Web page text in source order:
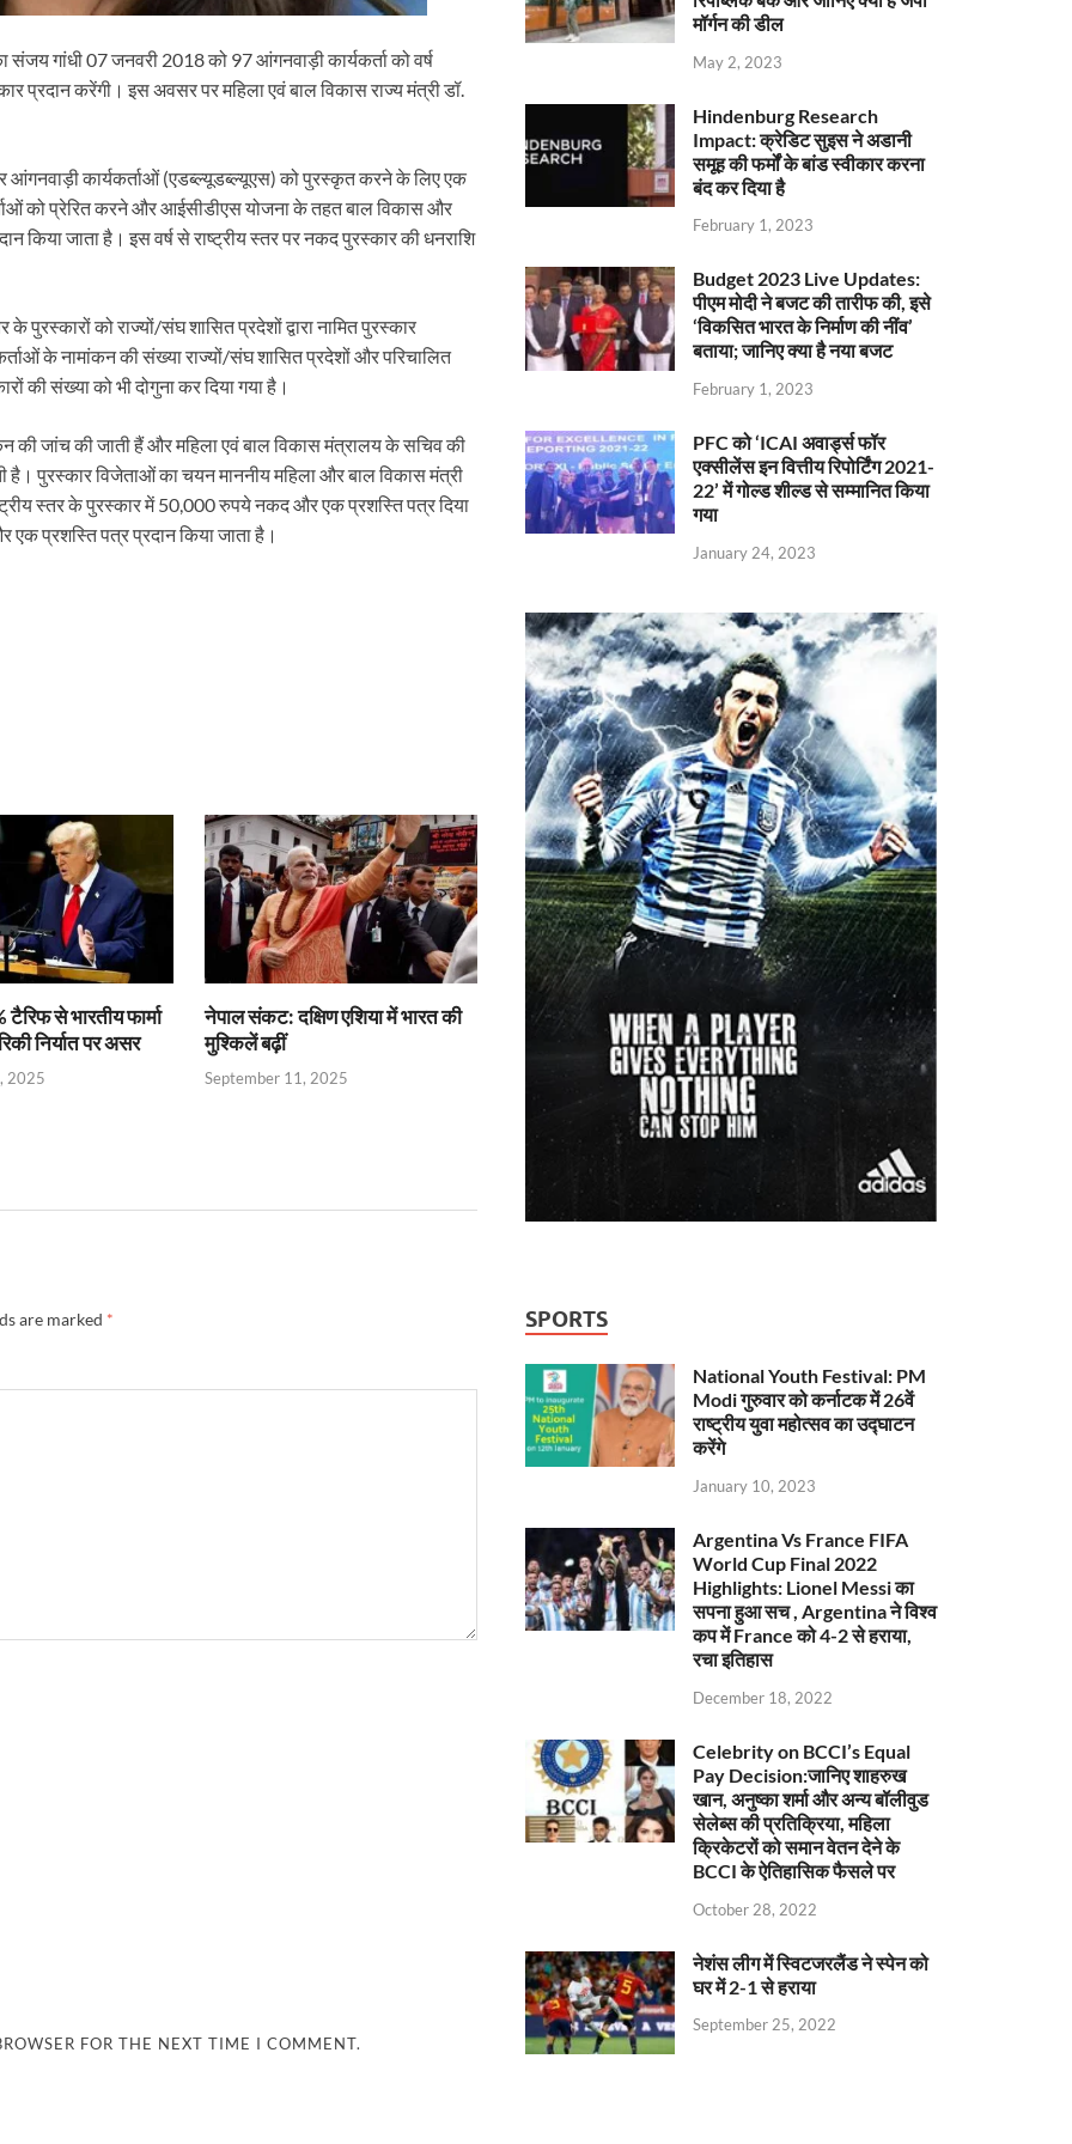
संजय गांधी 07 जनवरी 2018 को 97 आंगनवाड़ी कार्यकर्ता को वर्ष
प्रदान करेंगी। इस अवसर पर महिला एवं बाल विकास राज्य मंत्री डॉ.
आंगनवाड़ी कार्यकर्ताओं (एडब्ल्यूडब्ल्यूएस) को पुरस्कृत करने के लिए एक
को प्रेरित करने और आईसीडीएस योजना के तहत बाल विकास और
किया जाता है। इस वर्ष से राष्ट्रीय स्तर पर नकद पुरस्कार की धनराशि
पुरस्कारों को राज्यों/संघ शासित प्रदेशों द्वारा नामित पुरस्कार
के नामांकन की संख्या राज्यों/संघ शासित प्रदेशों और परिचालित
की संख्या को भी दोगुना कर दिया गया है।
की जांच की जाती हैं और महिला एवं बाल विकास मंत्रालय के सचिव की
है। पुरस्कार विजेताओं का चयन माननीय महिला और बाल विकास मंत्री
स्तर के पुरस्कार में 50,000 रुपये नकद और एक प्रशस्ति पत्र दिया
प्रशस्ति पत्र प्रदान किया जाता है।
से भारतीय फार्मा
निर्यात पर असर
2025
नेपाल संकट: दक्षिण एशिया में भारत की
मुश्किलें बढ़ीं
September 11, 2025
are marked *
FOR THE NEXT TIME I COMMENT.
मॉर्गन की डील
May 2, 2023
Hindenburg Research
Impact: क्रेडिट सुइस ने अडानी
समूह की फर्मों के बांड स्वीकार करना
बंद कर दिया है
February 1, 2023
Budget 2023 Live Updates:
पीएम मोदी ने बजट की तारीफ की, इसे
‘विकसित भारत के निर्माण की नींव’
बताया; जानिए क्या है नया बजट
February 1, 2023
PFC को ‘ICAI अवार्ड्स फॉर
एक्सीलेंस इन वित्तीय रिपोर्टिंग 2021-
22’ में गोल्ड शील्ड से सम्मानित किया
गया
January 24, 2023
SPORTS
National Youth Festival: PM
Modi गुरुवार को कर्नाटक में 26वें
राष्ट्रीय युवा महोत्सव का उद्घाटन
करेंगे
January 10, 2023
Argentina Vs France FIFA
World Cup Final 2022
Highlights: Lionel Messi का
सपना हुआ सच , Argentina ने विश्व
कप में France को 4-2 से हराया,
रचा इतिहास
December 18, 2022
Celebrity on BCCI’s Equal
Pay Decision:जानिए शाहरुख
खान, अनुष्का शर्मा और अन्य बॉलीवुड
सेलेब्स की प्रतिक्रिया, महिला
क्रिकेटरों को समान वेतन देने के
BCCI के ऐतिहासिक फैसले पर
October 28, 2022
नेशंस लीग में स्विटजरलैंड ने स्पेन को
घर में 2-1 से हराया
September 25, 2022